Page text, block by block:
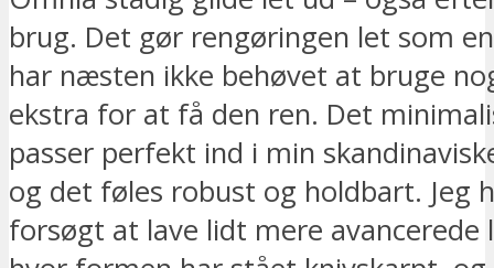
brug. Det gør rengøringen let som
har næsten ikke behøvet at bruge
ekstra for at få den ren. Det
passer perfekt ind i min
og det føles robust og holdbart. Jeg
forsøgt at lave lidt mere avancerede